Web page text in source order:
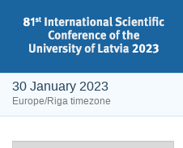
30 January 2023
Europe/Riga timezone